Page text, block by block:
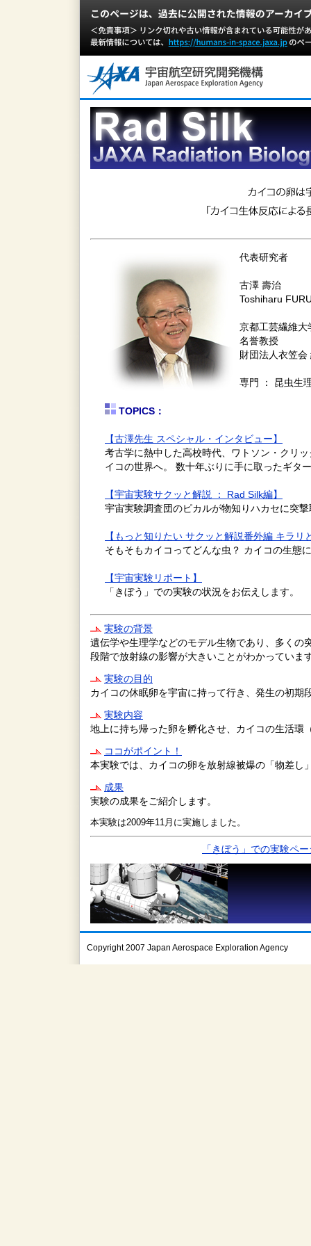
代表研究者
古澤 壽治
Toshiharu
京都工芸繊維大
名誉教授
財団法人衣笠会
専門 ： 昆虫生
TOPICS：
【古澤先生 スペシャル・インタビュー】
考古学に熱中した高校時代、ワトソン・クリ
イコの世界へ。 数十年ぶりに手に取ったギタ
【宇宙実験サクッと解説 ： Rad Silk編】
宇宙実験調査団のピカルが物知りハカセに突
【もっと知りたい サクッと解説番外編 キラリ
そもそもカイコってどんな虫？ カイコの生態
【宇宙実験リポート】
「きぼう」での実験の状況をお伝えします。
実験の背景
遺伝学や生理学などのモデル生物であり、多くの
段階で放射線の影響が大きいことがわかっていま
実験の目的
カイコの休眠卵を宇宙に持って行き、発生の初期
実験内容
地上に持ち帰った卵を孵化させ、カイコの生活環
ココがポイント！
本実験では、カイコの卵を放射線被爆の「物差し
成果
実験の成果をご紹介します。
本実験は2009年11月に実施しました。
「きぼう」での実験ペ
Copyright 2007 Japan Aerospace Exploration Agency